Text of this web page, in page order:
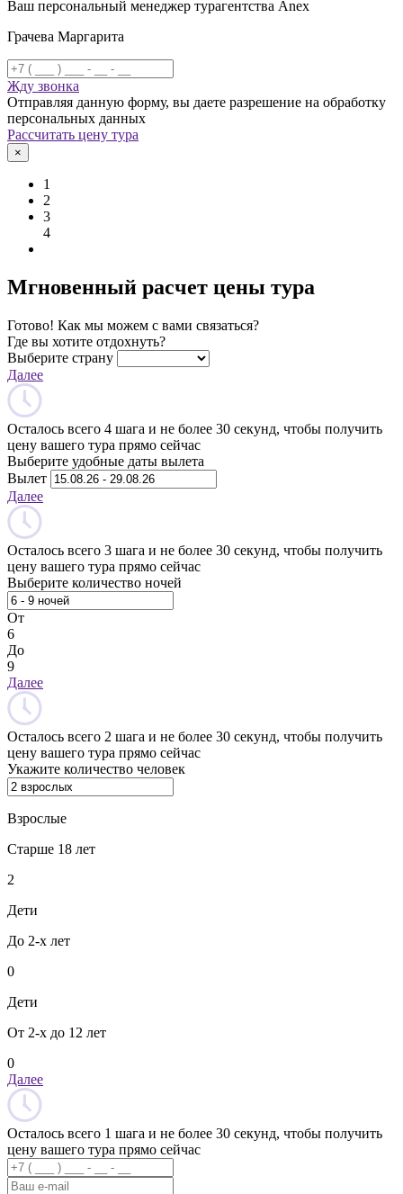
Ваш персональный менеджер турагентства Anex
Грачева Маргарита
Жду звонка
Отправляя данную форму, вы даете разрешение на обработку
персональных данных
Рассчитать цену тура
×
1
2
3
4
Мгновенный расчет цены тура
Готово! Как мы можем с вами связаться?
Где вы хотите отдохнуть?
Выберите страну
Далее
Осталось всего 4 шага и не более 30 секунд, чтобы получить
цену вашего тура прямо сейчас
Выберите удобные даты вылета
Вылет
Далее
Осталось всего 3 шага и не более 30 секунд, чтобы получить
цену вашего тура прямо сейчас
Выберите количество ночей
От
6
До
9
Далее
Осталось всего 2 шага и не более 30 секунд, чтобы получить
цену вашего тура прямо сейчас
Укажите количество человек
Взрослые
Старше 18 лет
2
Дети
До 2-х лет
0
Дети
От 2-х до 12 лет
0
Далее
Осталось всего 1 шага и не более 30 секунд, чтобы получить
цену вашего тура прямо сейчас